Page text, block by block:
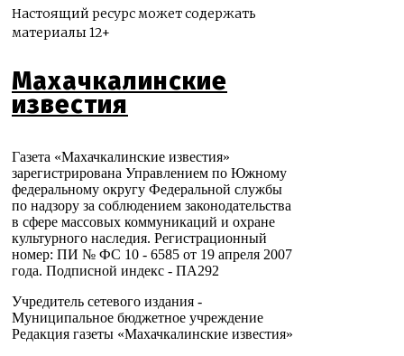
Настоящий ресурс может содержать
материалы 12+
Махачкалинские
известия
Газета «Махачкалинские известия»
зарегистрирована Управлением по Южному
федеральному округу Федеральной службы
по надзору за соблюдением законодательства
в сфере массовых коммуникаций и охране
культурного наследия. Регистрационный
номер: ПИ № ФС 10 - 6585 от 19 апреля 2007
года. Подписной индекс - ПА292
Учредитель сетевого издания -
Муниципальное бюджетное учреждение
Редакция газеты «Махачкалинские известия»